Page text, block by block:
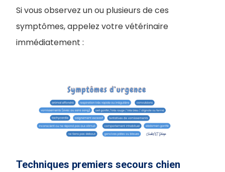
Si vous observez un ou plusieurs de ces
symptômes, appelez votre vétérinaire
immédiatement :
Techniques premiers secours chien